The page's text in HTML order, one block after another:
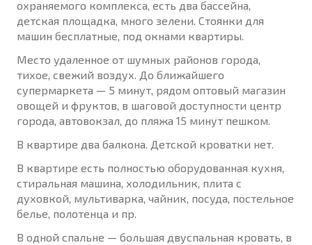
охраняемого комплекса, есть два бассейна,
детская площадка, много зелени. Стоянки для
машин бесплатные, под окнами квартиры.
Место удаленное от шумных районов города,
тихое, свежий воздух. До ближайшего
супермаркета — 5 минут, рядом оптовый магазин
овощей и фруктов, в шаговой доступности центр
города, автовокзал, до пляжа 15 минут пешком.
В квартире два балкона. Детской кроватки нет.
В квартире есть полностью оборудованная кухня,
стиральная машина, холодильник, плита с
духовкой, мультиварка, чайник, посуда, постельное
белье, полотенца и пр.
В одной спальне — большая двуспальная кровать, в